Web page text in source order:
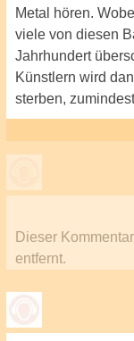
Metal hören.
viele von diesen
Jahrhundert
Künstlern wird
sterben,
Dieser
entfernt.